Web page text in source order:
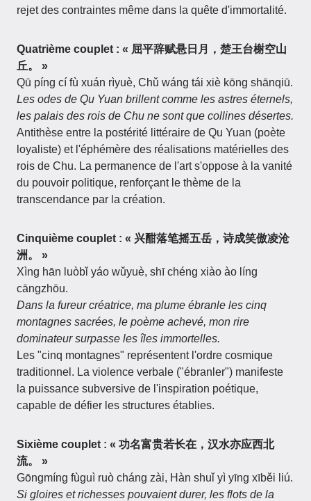
rejet des contraintes même dans la quête d'immortalité.
Quatrième couplet : « 屈平辞赋悬日月，楚王台榭空山
丘。 »
Qū píng cí fù xuán rìyuè, Chǔ wáng tái xiè kōng shānqiū.
Les odes de Qu Yuan brillent comme les astres éternels,
les palais des rois de Chu ne sont que collines désertes.
Antithèse entre la postérité littéraire de Qu Yuan (poète
loyaliste) et l'éphémère des réalisations matérielles des
rois de Chu. La permanence de l'art s'oppose à la vanité
du pouvoir politique, renforçant le thème de la
transcendance par la création.
Cinquième couplet : « 兴酣落笔摇五岳，诗成笑傲凌沧
洲。 »
Xìng hān luòbǐ yáo wǔyuè, shī chéng xiào ào líng
cāngzhōu.
Dans la fureur créatrice, ma plume ébranle les cinq
montagnes sacrées, le poème achevé, mon rire
dominateur surpasse les îles immortelles.
Les "cinq montagnes" représentent l'ordre cosmique
traditionnel. La violence verbale ("ébranler") manifeste
la puissance subversive de l'inspiration poétique,
capable de défier les structures établies.
Sixième couplet : « 功名富贵若长在，汉水亦应西北
流。 »
Gōngmíng fùguì ruò cháng zài, Hàn shuǐ yì yīng xīběi liú.
Si gloires et richesses pouvaient durer, les flots de la